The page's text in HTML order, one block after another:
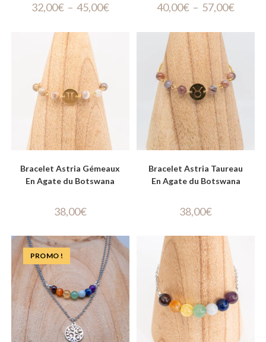
32,00€ – 45,00€ 40,00€ – 57,00€
Bracelet Astria Gémeaux
En Agate du Botswana
38,00€
Bracelet Astria Taureau
En Agate du Botswana
38,00€
PROMO !